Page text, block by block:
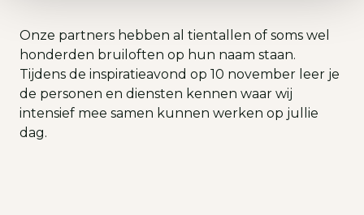
Onze partners hebben al tientallen of soms wel
honderden bruiloften op hun naam staan.
Tijdens de inspiratieavond op 10 november leer je
de personen en diensten kennen waar wij
intensief mee samen kunnen werken op jullie
dag.